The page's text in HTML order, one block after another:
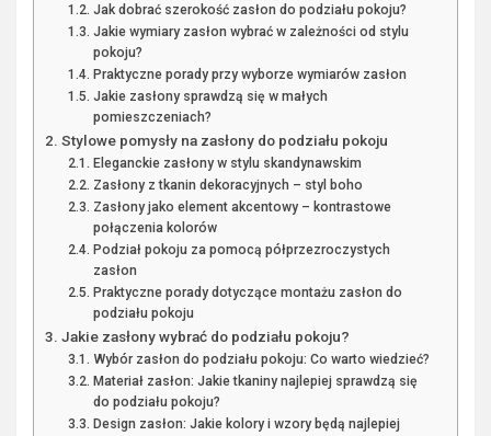
Jak dobrać szerokość zasłon do podziału pokoju?
Jakie wymiary zasłon wybrać w zależności od stylu
pokoju?
Praktyczne porady przy wyborze wymiarów zasłon
Jakie zasłony sprawdzą się w małych
pomieszczeniach?
Stylowe pomysły na zasłony do podziału pokoju
Eleganckie zasłony w stylu skandynawskim
Zasłony z tkanin dekoracyjnych – styl boho
Zasłony jako element akcentowy – kontrastowe
połączenia kolorów
Podział pokoju za pomocą półprzezroczystych
zasłon
Praktyczne porady dotyczące montażu zasłon do
podziału pokoju
Jakie zasłony wybrać do podziału pokoju?
Wybór zasłon do podziału pokoju: Co warto wiedzieć?
Materiał zasłon: Jakie tkaniny najlepiej sprawdzą się
do podziału pokoju?
Design zasłon: Jakie kolory i wzory będą najlepiej